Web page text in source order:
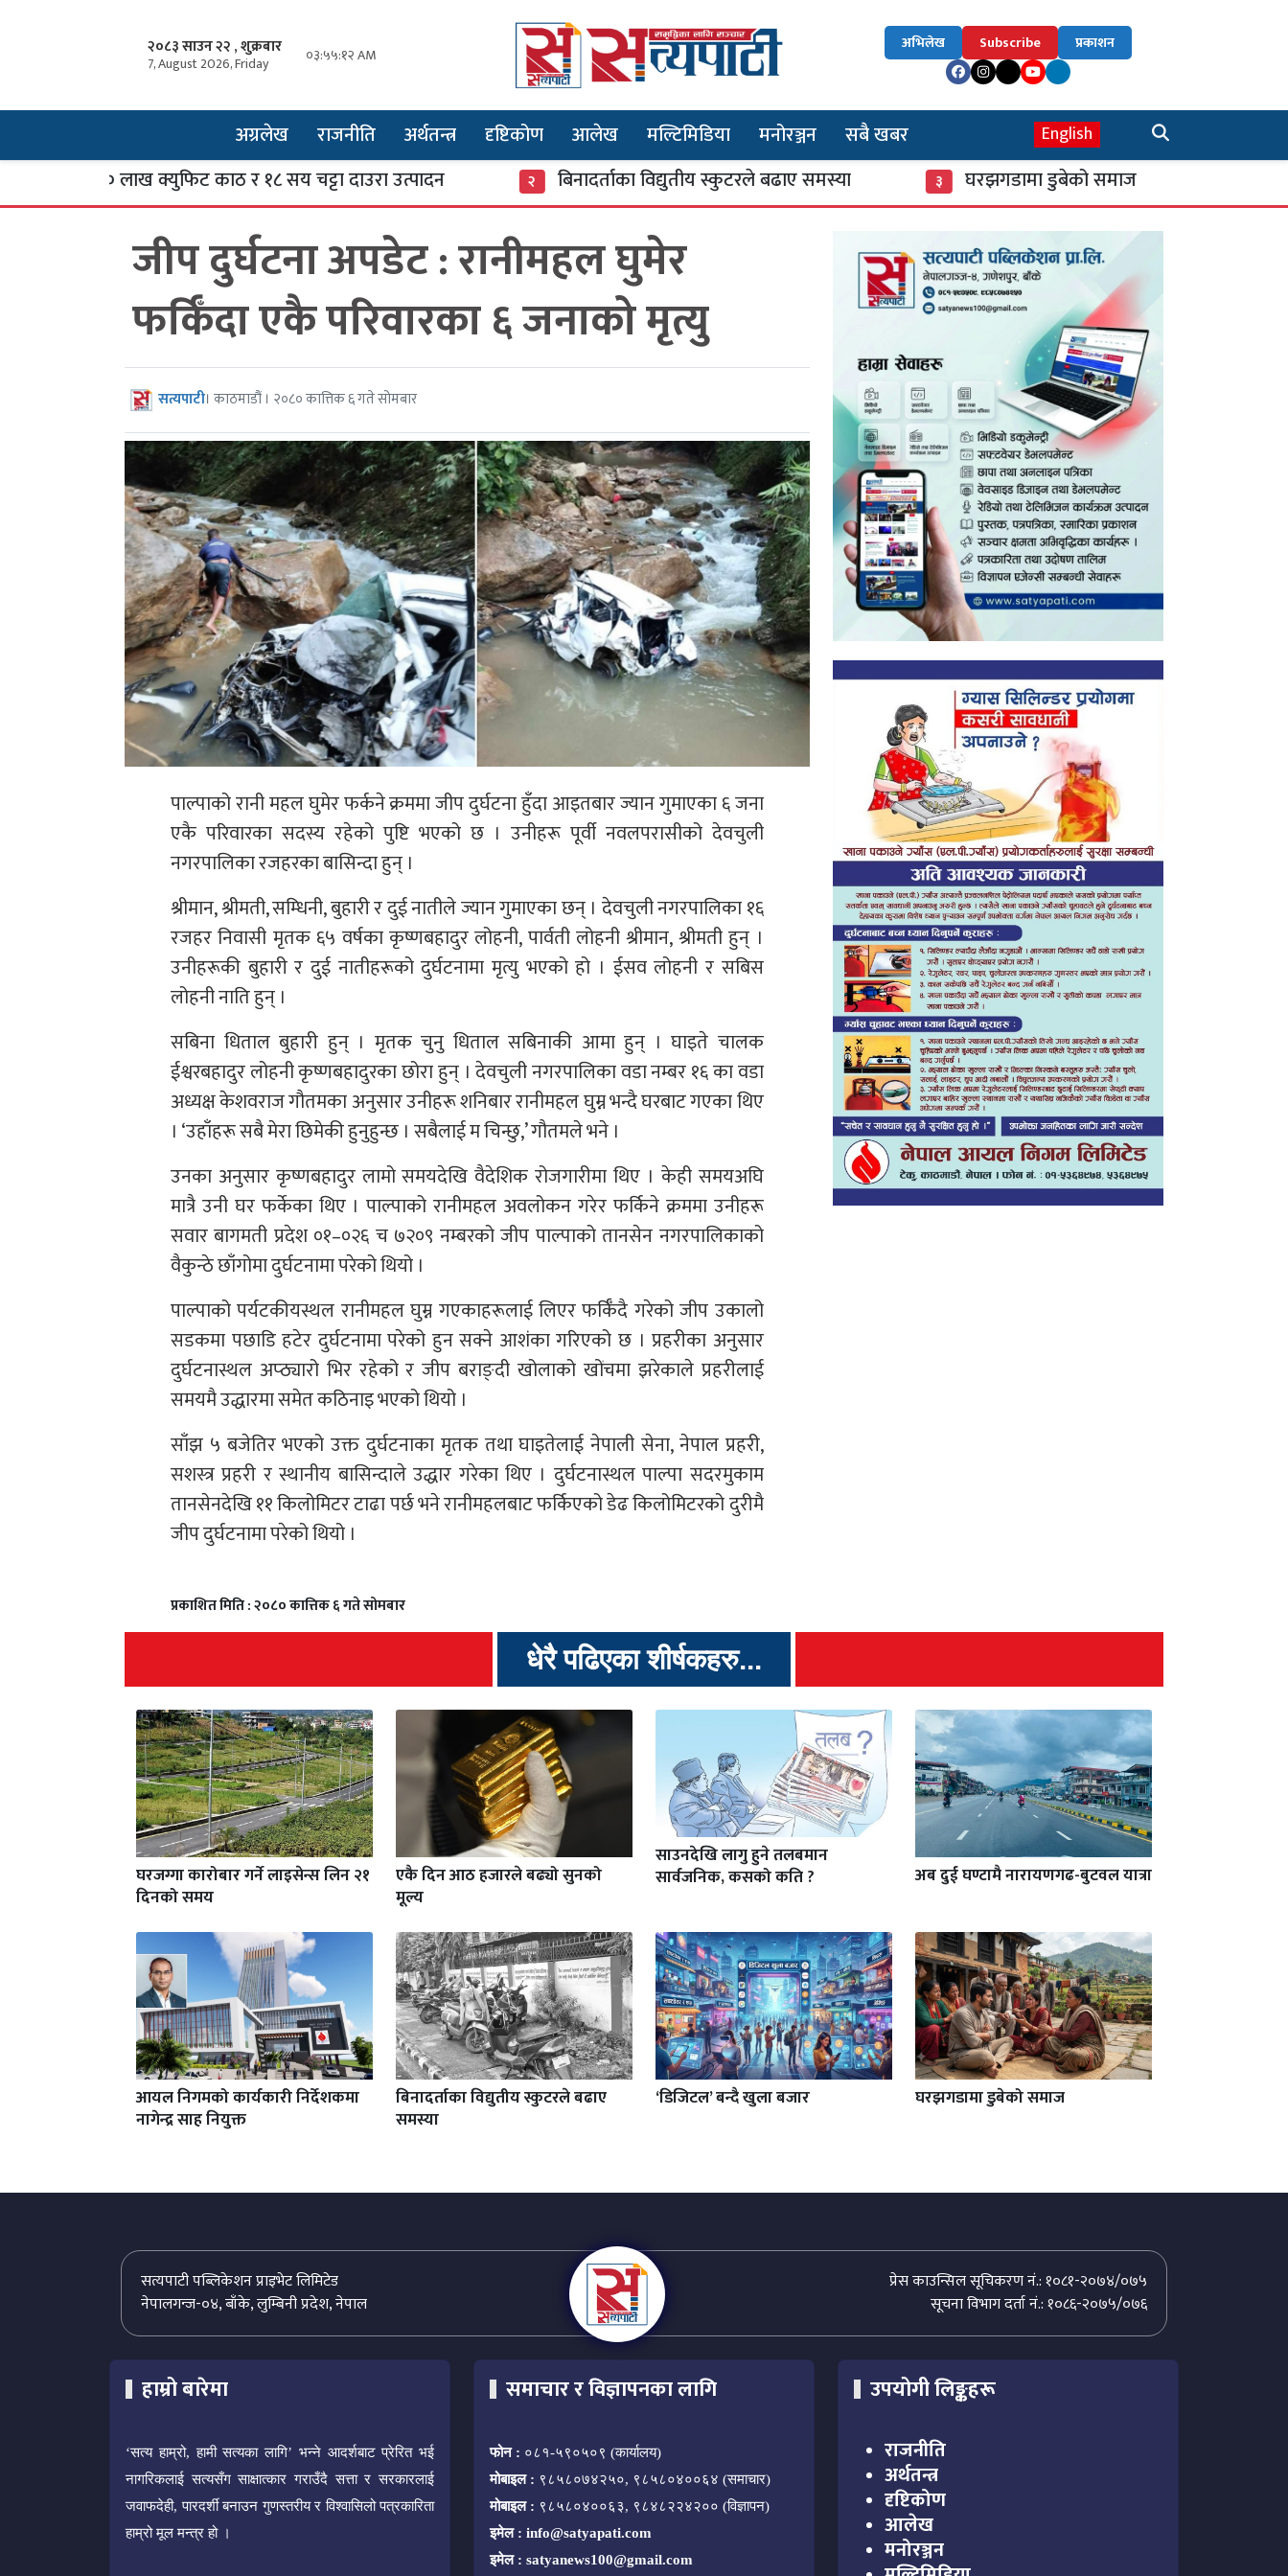
२०८३ साउन २२ , शुक्रबार
7, August 2026, Friday ०३:५५:१३ AM
अभिलेख Subscribe प्रकाशन
अग्रलेख राजनीति अर्थतन्त्र दृष्टिकोण आलेख मल्टिमिडिया मनोरञ्जन सबै खबर English
१० लाख क्युफिट काठ र १८ सय चट्टा दाउरा उत्पादन बिनादर्ताका विद्युतीय स्कुटरले बढाए समस्या घरझगडामा डुबेको समाज
जीप दुर्घटना अपडेट : रानीमहल घुमेर
फर्किँदा एकै परिवारका ६ जनाको मृत्यु
सत्यपाटी। काठमाडौं । २०८० कात्तिक ६ गते सोमबार
पाल्पाको रानी महल घुमेर फर्कने क्रममा जीप दुर्घटना हुँदा आइतबार ज्यान गुमाएका ६ जना
एकै परिवारका सदस्य रहेको पुष्टि भएको छ । उनीहरू पूर्वी नवलपरासीको देवचुली
नगरपालिका रजहरका बासिन्दा हुन् ।
श्रीमान, श्रीमती, सम्धिनी, बुहारी र दुई नातीले ज्यान गुमाएका छन् । देवचुली नगरपालिका १६
रजहर निवासी मृतक ६५ वर्षका कृष्णबहादुर लोहनी, पार्वती लोहनी श्रीमान, श्रीमती हुन् ।
उनीहरूकी बुहारी र दुई नातीहरूको दुर्घटनामा मृत्यु भएको हो । ईसव लोहनी र सबिस
लोहनी नाति हुन् ।
सबिना धिताल बुहारी हुन् । मृतक चुनु धिताल सबिनाकी आमा हुन् । घाइते चालक
ईश्वरबहादुर लोहनी कृष्णबहादुरका छोरा हुन् । देवचुली नगरपालिका वडा नम्बर १६ का वडा
अध्यक्ष केशवराज गौतमका अनुसार उनीहरू शनिबार रानीमहल घुम्न भन्दै घरबाट गएका थिए
। ‘उहाँहरू सबै मेरा छिमेकी हुनुहुन्छ । सबैलाई म चिन्छु,’ गौतमले भने ।
उनका अनुसार कृष्णबहादुर लामो समयदेखि वैदेशिक रोजगारीमा थिए । केही समयअघि
मात्रै उनी घर फर्केका थिए । पाल्पाको रानीमहल अवलोकन गरेर फर्किने क्रममा उनीहरू
सवार बागमती प्रदेश ०१–०२६ च ७२०९ नम्बरको जीप पाल्पाको तानसेन नगरपालिकाको
वैकुन्ठे छाँगोमा दुर्घटनामा परेको थियो ।
पाल्पाको पर्यटकीयस्थल रानीमहल घुम्न गएकाहरूलाई लिएर फर्किँदै गरेको जीप उकालो
सडकमा पछाडि हटेर दुर्घटनामा परेको हुन सक्ने आशंका गरिएको छ । प्रहरीका अनुसार
दुर्घटनास्थल अप्ठ्यारो भिर रहेको र जीप बराङ्दी खोलाको खोंचमा झरेकाले प्रहरीलाई
समयमै उद्धारमा समेत कठिनाइ भएको थियो ।
साँझ ५ बजेतिर भएको उक्त दुर्घटनाका मृतक तथा घाइतेलाई नेपाली सेना, नेपाल प्रहरी,
सशस्त्र प्रहरी र स्थानीय बासिन्दाले उद्धार गरेका थिए । दुर्घटनास्थल पाल्पा सदरमुकाम
तानसेनदेखि ११ किलोमिटर टाढा पर्छ भने रानीमहलबाट फर्किएको डेढ किलोमिटरको दुरीमै
जीप दुर्घटनामा परेको थियो ।
प्रकाशित मिति : २०८० कात्तिक ६ गते सोमबार
धेरै पढिएका शीर्षकहरु...
घरजग्गा कारोबार गर्ने लाइसेन्स लिन २१
दिनको समय
एकै दिन आठ हजारले बढ्यो सुनको
मूल्य
साउनदेखि लागु हुने तलबमान
सार्वजनिक, कसको कति ?
अब दुई घण्टामै नारायणगढ-बुटवल यात्रा
आयल निगमको कार्यकारी निर्देशकमा
नागेन्द्र साह नियुक्त
बिनादर्ताका विद्युतीय स्कुटरले बढाए
समस्या
‘डिजिटल’ बन्दै खुला बजार घरझगडामा डुबेको समाज
प्रेस काउन्सिल सूचिकरण नं.: १०८१-२०७४/०७५
सत्यपाटी पब्लिकेशन प्राइभेट लिमिटेड
सूचना विभाग दर्ता नं.: १०८६-२०७५/०७६
नेपालगन्ज-०४, बाँके, लुम्बिनी प्रदेश, नेपाल
हाम्रो बारेमा
‘सत्य हाम्रो, हामी सत्यका लागि’ भन्ने आदर्शबाट प्रेरित भई
नागरिकलाई सत्यसँग साक्षात्कार गराउँदै सत्ता र सरकारलाई
जवाफदेही, पारदर्शी बनाउन गुणस्तरीय र विश्वासिलो पत्रकारिता
हाम्रो मूल मन्त्र हो ।
समाचार र विज्ञापनका लागि
फोन : ०८१-५९०५०९ (कार्यालय)
मोबाइल : ९८५८०७४२५०, ९८५८०४००६४ (समाचार)
मोबाइल : ९८५८०४००६३, ९८४८२२४२०० (विज्ञापन)
इमेल : info@satyapati.com
इमेल : satyanews100@gmail.com
उपयोगी लिङ्कहरू
राजनीति
अर्थतन्त्र
दृष्टिकोण
आलेख
मनोरञ्जन